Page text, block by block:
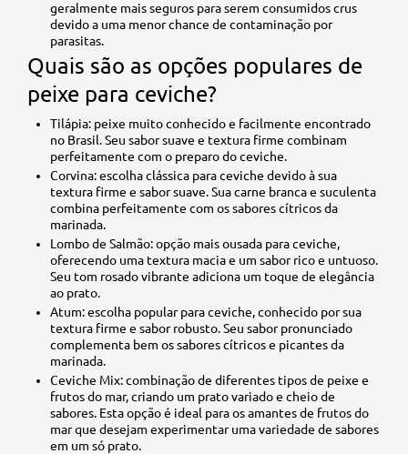
geralmente mais seguros para serem consumidos crus
devido a uma menor chance de contaminação por
parasitas.
Quais são as opções populares de
peixe para ceviche?
Tilápia: peixe muito conhecido e facilmente encontrado
no Brasil. Seu sabor suave e textura firme combinam
perfeitamente com o preparo do ceviche.
Corvina: escolha clássica para ceviche devido à sua
textura firme e sabor suave. Sua carne branca e suculenta
combina perfeitamente com os sabores cítricos da
marinada.
Lombo de Salmão: opção mais ousada para ceviche,
oferecendo uma textura macia e um sabor rico e untuoso.
Seu tom rosado vibrante adiciona um toque de elegância
ao prato.
Atum: escolha popular para ceviche, conhecido por sua
textura firme e sabor robusto. Seu sabor pronunciado
complementa bem os sabores cítricos e picantes da
marinada.
Ceviche Mix: combinação de diferentes tipos de peixe e
frutos do mar, criando um prato variado e cheio de
sabores. Esta opção é ideal para os amantes de frutos do
mar que desejam experimentar uma variedade de sabores
em um só prato.